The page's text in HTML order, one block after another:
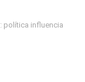
política influencia